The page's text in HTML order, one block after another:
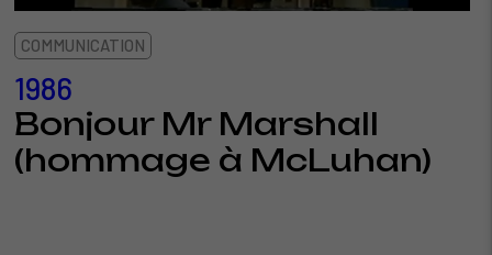
COMMUNICATION
1986
Bonjour Mr Marshall
(hommage à McLuhan)